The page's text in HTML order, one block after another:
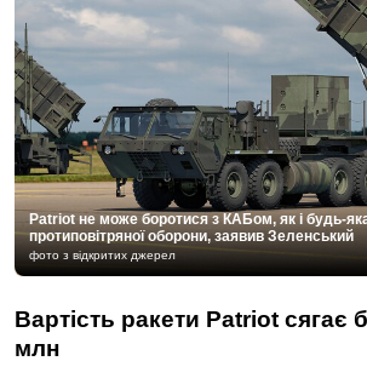
Patriot не може боротися з КАБом, як і будь-
протиповітряної оборони, заявив Зеленський
фото з відкритих джерел
Вартість ракети Patriot сягає
млн